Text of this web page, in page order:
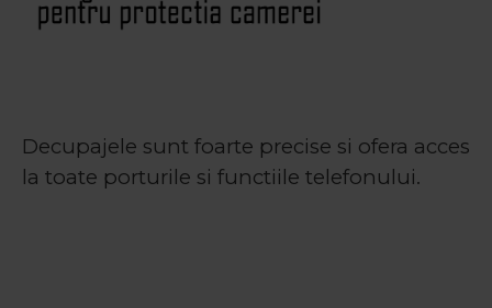
Decupajele sunt foarte precise si ofera acces
la toate porturile si functiile telefonului.